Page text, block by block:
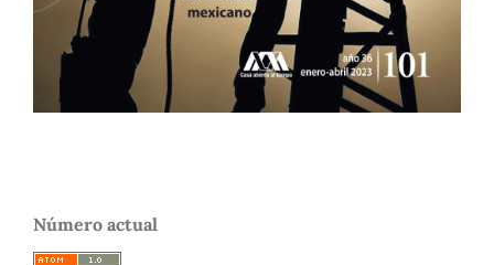
Número actual